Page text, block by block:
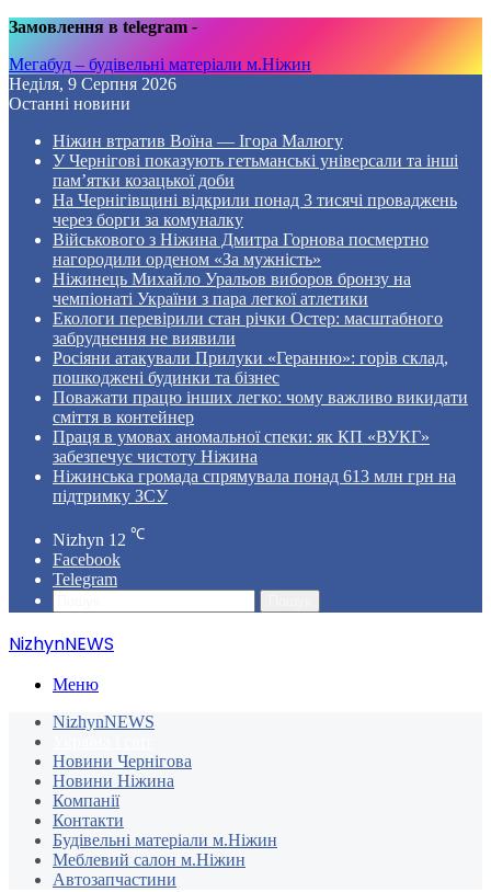
Замовлення в telegram -
Мегабуд – будівельні матеріали м.Ніжин
Неділя, 9 Серпня 2026
Останні новини
Ніжин втратив Воїна — Ігора Малюгу
У Чернігові показують гетьманські універсали та інші
пам’ятки козацької доби
На Чернігівщині відкрили понад 3 тисячі проваджень
через борги за комуналку
Військового з Ніжина Дмитра Горнова посмертно
нагородили орденом «За мужність»
Ніжинець Михайло Уральов виборов бронзу на
чемпіонаті України з пара легкої атлетики
Екологи перевірили стан річки Остер: масштабного
забруднення не виявили
Росіяни атакували Прилуки «Геранню»: горів склад,
пошкоджені будинки та бізнес
Поважати працю інших легко: чому важливо викидати
сміття в контейнер
Праця в умовах аномальної спеки: як КП «ВУКГ»
забезпечує чистоту Ніжина
Ніжинська громада спрямувала понад 613 млн грн на
підтримку ЗСУ
Nizhyn 12 ℃
Facebook
Telegram
NizhynNEWS
Меню
NizhynNEWS
Новини Чернігова
Новини Ніжина
Компанії
Контакти
Будівельні матеріали м.Ніжин
Меблевий салон м.Ніжин
Автозапчастини